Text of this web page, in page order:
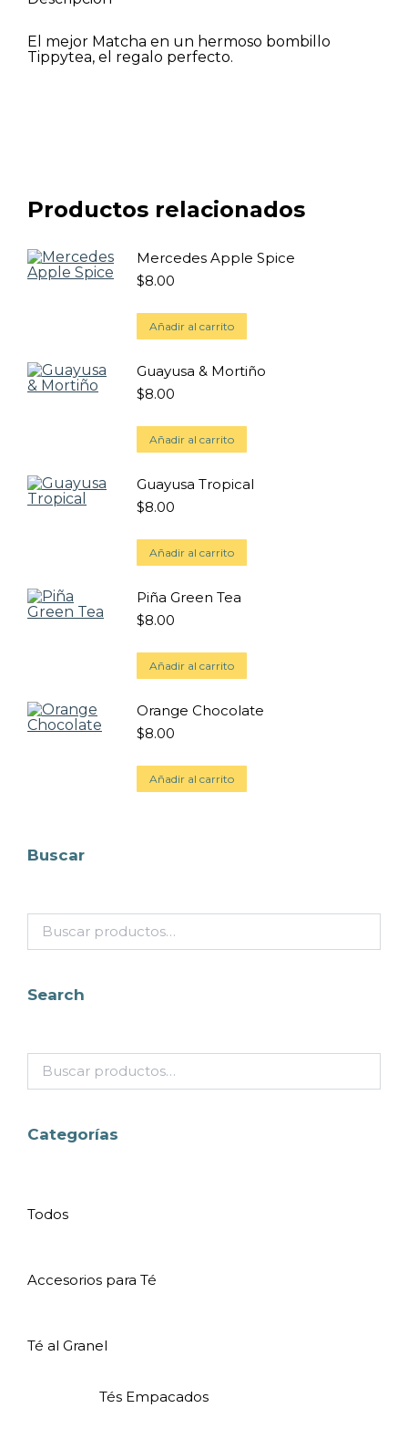
El mejor Matcha en un hermoso bombillo
Tippytea, el regalo perfecto.
Productos relacionados
Mercedes Apple Spice
$8.00
Añadir al carrito
Guayusa & Mortiño
$8.00
Añadir al carrito
Guayusa Tropical
$8.00
Añadir al carrito
Piña Green Tea
$8.00
Añadir al carrito
Orange Chocolate
$8.00
Añadir al carrito
Buscar
Search
Categorías
Todos
Accesorios para Té
Té al Granel
Tés Empacados